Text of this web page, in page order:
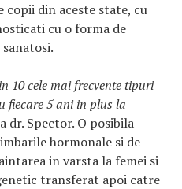
copii din aceste state, cu
cu o forma de
10 cele mai frecvente tipuri
fiecare 5 ani in plus la
dr. Spector. O posibila
hormonale si de
in varsta la femei si
transferat apoi catre